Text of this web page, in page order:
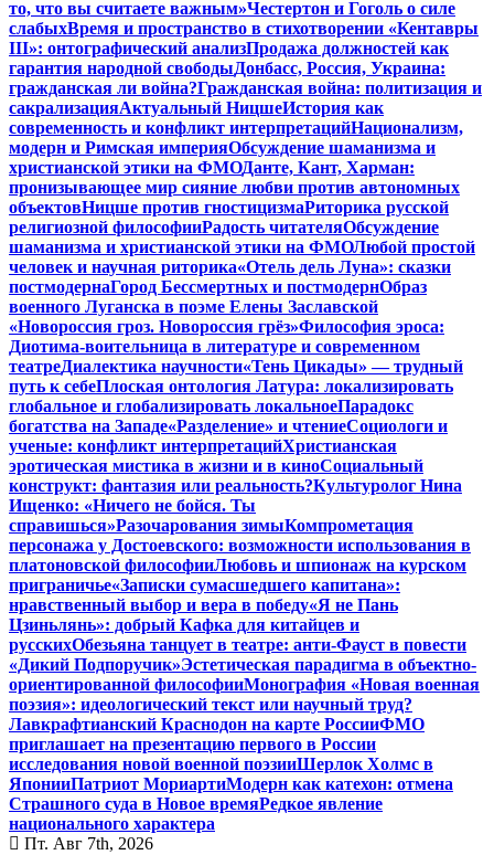
то, что вы считаете важным»Честертон и Гоголь о силе
слабыхВремя и пространство в стихотворении «Кентавры
III»: онтографический анализПродажа должностей как
гарантия народной свободыДонбасс, Россия, Украина:
гражданская ли война?Гражданская война: политизация и
сакрализацияАктуальный НицшеИстория как
современность и конфликт интерпретацийНационализм,
модерн и Римская империяОбсуждение шаманизма и
христианской этики на ФМОДанте, Кант, Харман:
пронизывающее мир сияние любви против автономных
объектовНицше против гностицизмаРиторика русской
религиозной философииРадость читателяОбсуждение
шаманизма и христианской этики на ФМОЛюбой простой
человек и научная риторика«Отель дель Луна»: сказки
постмодернаГород Бессмертных и постмодернОбраз
военного Луганска в поэме Елены Заславской
«Новороссия гроз. Новороссия грёз»Философия эроса:
Диотима-воительница в литературе и современном
театреДиалектика научности«Тень Цикады» — трудный
путь к себеПлоская онтология Латура: локализировать
глобальное и глобализировать локальноеПарадокс
богатства на Западе«Разделение» и чтениеСоциологи и
ученые: конфликт интерпретацийХристианская
эротическая мистика в жизни и в киноСоциальный
конструкт: фантазия или реальность?Культуролог Нина
Ищенко: «Ничего не бойся. Ты
справишься»Разочарования зимыКомпрометация
персонажа у Достоевского: возможности использования в
платоновской философииЛюбовь и шпионаж на курском
приграничье«Записки сумасшедшего капитана»:
нравственный выбор и вера в победу«Я не Пань
Цзиньлянь»: добрый Кафка для китайцев и
русскихОбезьяна танцует в театре: анти-Фауст в повести
«Дикий Подпоручик»Эстетическая парадигма в объектно-
ориентированной философииМонография «Новая военная
поэзия»: идеологический текст или научный труд?
Лавкрафтианский Краснодон на карте РоссииФМО
приглашает на презентацию первого в России
исследования новой военной поэзииШерлок Холмс в
ЯпонииПатриот МориартиМодерн как катехон: отмена
Страшного суда в Новое времяРедкое явление
национального характера
Пт. Авг 7th, 2026